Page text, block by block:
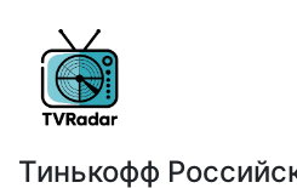
Тинькофф